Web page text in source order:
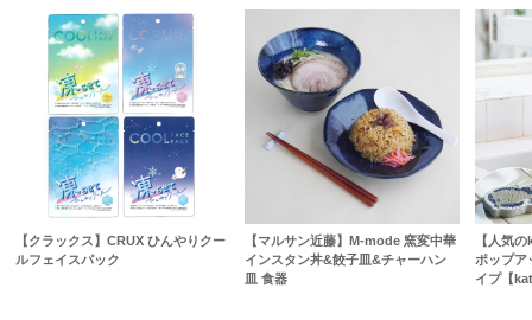
【クラックス】CRUX ひんやりクー
ルフェイスパック
【マルサン近藤】M-mode 窯変中華
インスタン丼&餃子皿&チャーハン
皿 食器
【人気
ポップア
イプ【